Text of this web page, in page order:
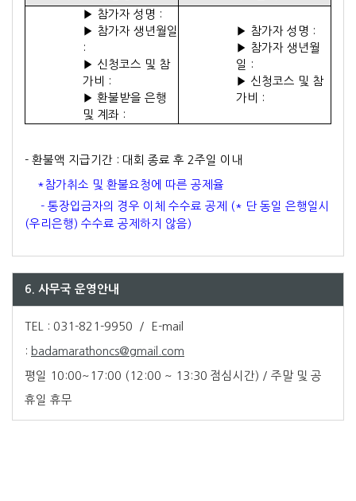
▶ 참가자 성명 :
▶ 참가자 생년월일
:
▶ 신청코스 및 참
가비 :
▶ 환불받을 은행
및 계좌 :
▶ 참가자 성명 :
▶ 참가자 생년월
일 :
▶ 신청코스 및 참
가비 :
- 환불액 지급기간 : 대회 종료 후 2주일 이내
*참가취소 및 환불요청에 따른 공제율
- 통장입금자의 경우 이체 수수료 공제 (* 단 동일 은행일시
(우리은행) 수수료 공제하지 않음)
6. 사무국 운영안내
TEL : 031-821-9950 / E-mail
: badamarathoncs@gmail.com
평일 10:00~17:00 (12:00 ~ 13:30 점심시간) / 주말 및 공
휴일 휴무